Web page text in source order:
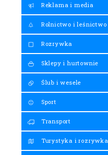
Reklama i media
Rolnictwo i leśnictwo
Rozrywka
Sklepy i hurtownie
Ślub i wesele
Sport
Transport
Turystyka i rozrywka